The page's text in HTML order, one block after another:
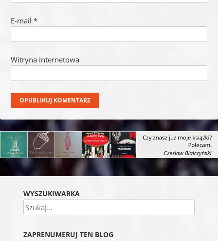
E-mail *
Witryna internetowa
WYSZUKIWARKA
Szukaj
ZAPRENUMERUJ TEN BLOG